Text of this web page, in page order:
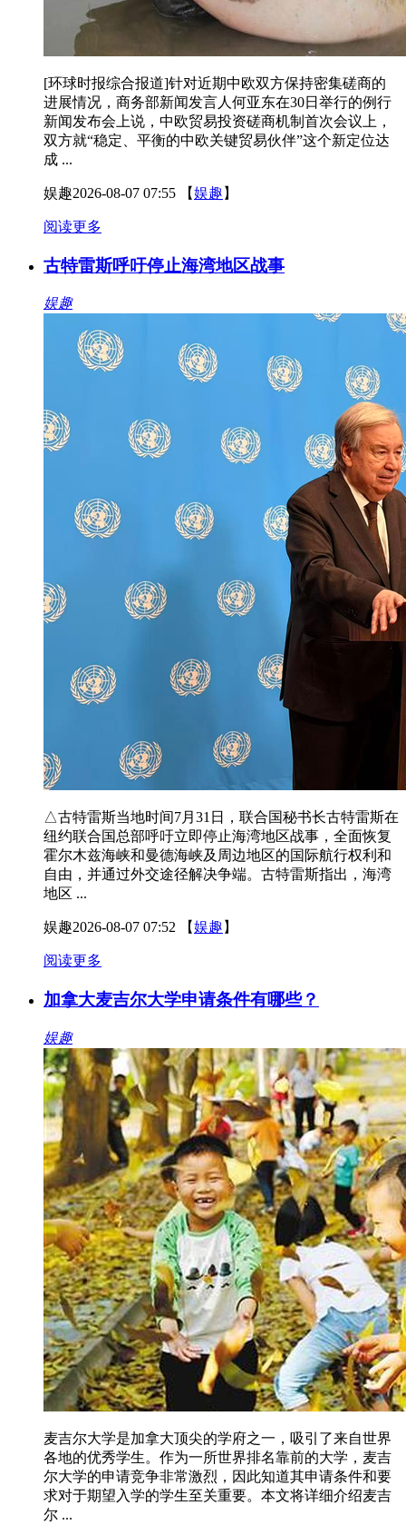
[环球时报综合报道]针对近期中欧双方保持密集磋商的
进展情况，商务部新闻发言人何亚东在30日举行的例行
新闻发布会上说，中欧贸易投资磋商机制首次会议上，
双方就“稳定、平衡的中欧关键贸易伙伴”这个新定位达
成 ...
娱趣2026-08-07 07:55 【娱趣 】
阅读更多
古特雷斯呼吁停止海湾地区战事
娱趣
△古特雷斯当地时间7月31日，联合国秘书长古特雷斯在
纽约联合国总部呼吁立即停止海湾地区战事，全面恢复
霍尔木兹海峡和曼德海峡及周边地区的国际航行权利和
自由，并通过外交途径解决争端。古特雷斯指出，海湾
地区 ...
娱趣2026-08-07 07:52 【娱趣 】
阅读更多
加拿大麦吉尔大学申请条件有哪些？
娱趣
麦吉尔大学是加拿大顶尖的学府之一，吸引了来自世界
各地的优秀学生。作为一所世界排名靠前的大学，麦吉
尔大学的申请竞争非常激烈，因此知道其申请条件和要
求对于期望入学的学生至关重要。本文将详细介绍麦吉
尔 ...